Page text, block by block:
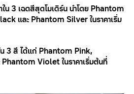
ใน3 เฉดสีสุดโมเดิร์น นำโดย Phantom
และ Phantom Silverในราคาเริ่ม
3 สี ได้แก่ Phantom Pink,
Phantom Violetในราคาเริ่มต้นที่